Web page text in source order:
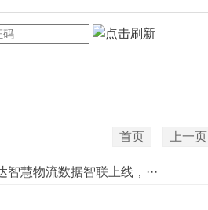
首页 上一页
智慧物流数据智联上线，···